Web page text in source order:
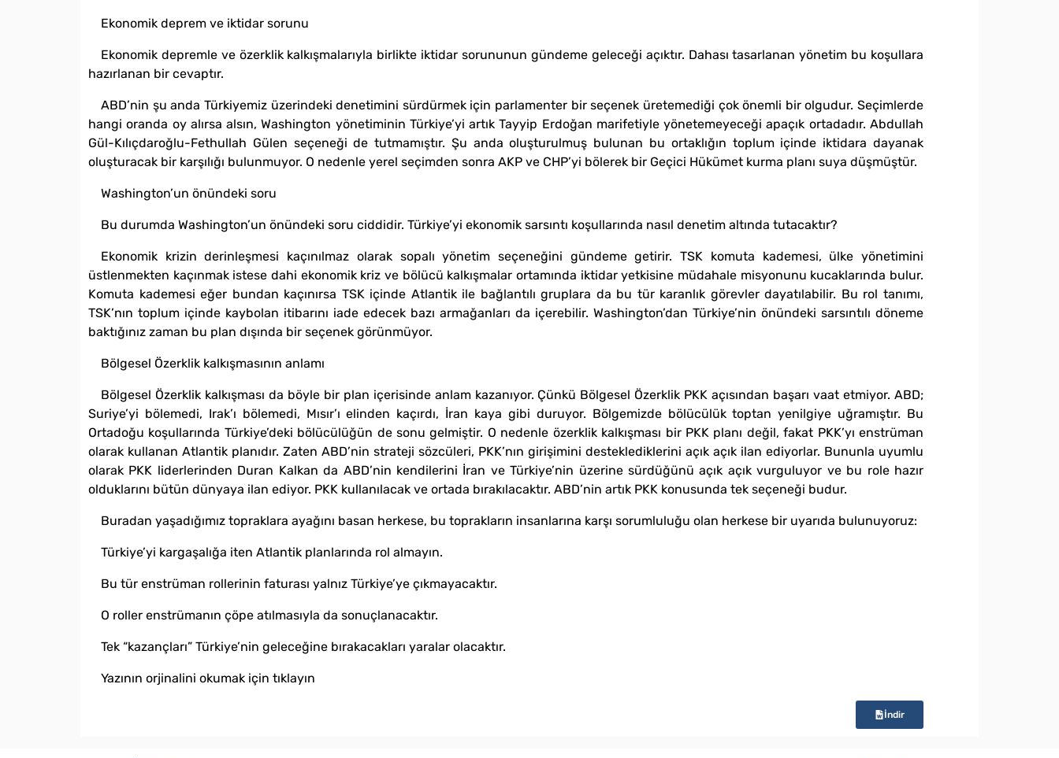
Ekonomik deprem ve iktidar sorunu
Ekonomik depremle ve özerklik kalkışmalarıyla birlikte iktidar sorununun gündeme geleceği açıktır. Dahası tasarlanan yönetim bu koşullara
hazırlanan bir cevaptır.
ABD’nin şu anda Türkiyemiz üzerindeki denetimini sürdürmek için parlamenter bir seçenek üretemediği çok önemli bir olgudur. Seçimlerde
hangi oranda oy alırsa alsın, Washington yönetiminin Türkiye’yi artık Tayyip Erdoğan marifetiyle yönetemeyeceği apaçık ortadadır. Abdullah
Gül-Kılıçdaroğlu-Fethullah Gülen seçeneği de tutmamıştır. Şu anda oluşturulmuş bulunan bu ortaklığın toplum içinde iktidara dayanak
oluşturacak bir karşılığı bulunmuyor. O nedenle yerel seçimden sonra AKP ve CHP’yi bölerek bir Geçici Hükümet kurma planı suya düşmüştür.
Washington’un önündeki soru
Bu durumda Washington’un önündeki soru ciddidir. Türkiye’yi ekonomik sarsıntı koşullarında nasıl denetim altında tutacaktır?
Ekonomik krizin derinleşmesi kaçınılmaz olarak sopalı yönetim seçeneğini gündeme getirir. TSK komuta kademesi, ülke yönetimini
üstlenmekten kaçınmak istese dahi ekonomik kriz ve bölücü kalkışmalar ortamında iktidar yetkisine müdahale misyonunu kucaklarında bulur.
Komuta kademesi eğer bundan kaçınırsa TSK içinde Atlantik ile bağlantılı gruplara da bu tür karanlık görevler dayatılabilir. Bu rol tanımı,
TSK’nın toplum içinde kaybolan itibarını iade edecek bazı armağanları da içerebilir. Washington’dan Türkiye’nin önündeki sarsıntılı döneme
baktığınız zaman bu plan dışında bir seçenek görünmüyor.
Bölgesel Özerklik kalkışmasının anlamı
Bölgesel Özerklik kalkışması da böyle bir plan içerisinde anlam kazanıyor. Çünkü Bölgesel Özerklik PKK açısından başarı vaat etmiyor. ABD;
Suriye’yi bölemedi, Irak’ı bölemedi, Mısır’ı elinden kaçırdı, İran kaya gibi duruyor. Bölgemizde bölücülük toptan yenilgiye uğramıştır. Bu
Ortadoğu koşullarında Türkiye’deki bölücülüğün de sonu gelmiştir. O nedenle özerklik kalkışması bir PKK planı değil, fakat PKK’yı enstrüman
olarak kullanan Atlantik planıdır. Zaten ABD’nin strateji sözcüleri, PKK’nın girişimini desteklediklerini açık açık ilan ediyorlar. Bununla uyumlu
olarak PKK liderlerinden Duran Kalkan da ABD’nin kendilerini İran ve Türkiye’nin üzerine sürdüğünü açık açık vurguluyor ve bu role hazır
olduklarını bütün dünyaya ilan ediyor. PKK kullanılacak ve ortada bırakılacaktır. ABD’nin artık PKK konusunda tek seçeneği budur.
Buradan yaşadığımız topraklara ayağını basan herkese, bu toprakların insanlarına karşı sorumluluğu olan herkese bir uyarıda bulunuyoruz:
Türkiye’yi kargaşalığa iten Atlantik planlarında rol almayın.
Bu tür enstrüman rollerinin faturası yalnız Türkiye’ye çıkmayacaktır.
O roller enstrümanın çöpe atılmasıyla da sonuçlanacaktır.
Tek “kazançları” Türkiye’nin geleceğine bırakacakları yaralar olacaktır.
Yazının orjinalini okumak için tıklayın
İndir